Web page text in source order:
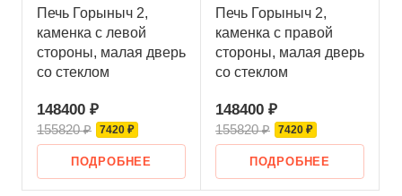
Печь Горыныч 2,
каменка с левой
стороны, малая дверь
со стеклом
148400 ₽
155820 ₽ 7420 ₽
ПОДРОБНЕЕ
Печь Горыныч 2,
каменка с правой
стороны, малая дверь
со стеклом
148400 ₽
155820 ₽ 7420 ₽
ПОДРОБНЕЕ